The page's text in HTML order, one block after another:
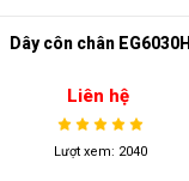
Dây côn chân EG6030H
Liên hệ
Lượt xem: 2040